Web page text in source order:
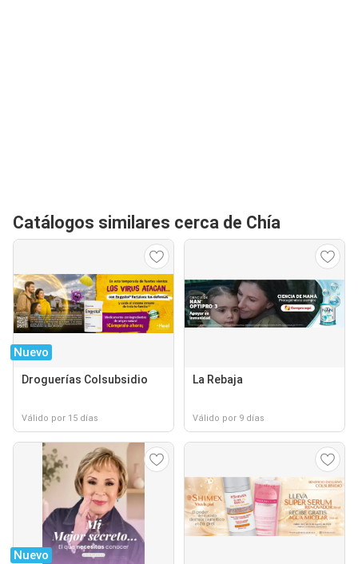
Catálogos similares cerca de Chía
Nuevo
Droguerías Colsubsidio
Válido por 15 días
La Rebaja
Válido por 9 días
Nuevo